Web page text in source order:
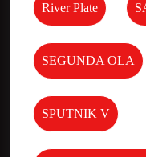
River Plate
SEGUNDA OLA
SPUTNIK V